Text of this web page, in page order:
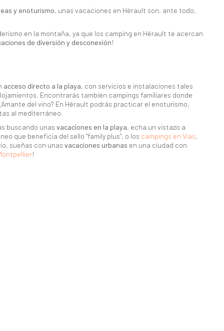
y enoturismo, unas vacaciones en Hérault son, ante todo,
en la montaña, ya que los camping en Hérault te acercan
de diversión y desconexión!
acceso directo a la playa, con servicios e instalaciones tales
Encontrarás también campings familiares donde
del vino? En Hérault podrás practicar el enoturismo,
al mediterráneo.
buscando unas vacaciones en la playa, echa un vistazo a
que beneficia del sello "family plus", o los campings en Vias,
sueñas con unas vacaciones urbanas en una ciudad con
!